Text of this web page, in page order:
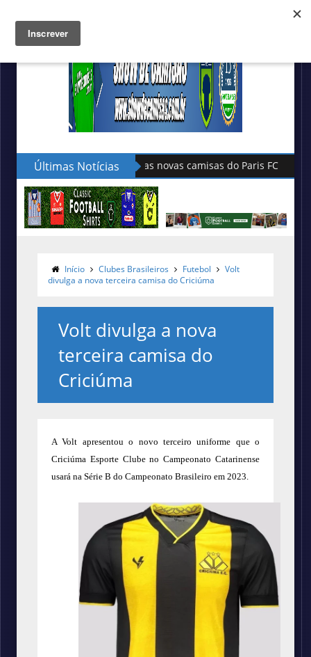
Últimas Notícias Hummel lança as novas camisas
Início Clubes Brasileiros Futebol
Volt
divulga a nova terceira camisa do Criciúma
Volt divulga a nova
terceira camisa do
Criciúma
A Volt apresentou o novo terceiro uniforme que o
Criciúma Esporte Clube no Campeonato Catarinense
usará na Série B do Campeonato Brasileiro em 2023.